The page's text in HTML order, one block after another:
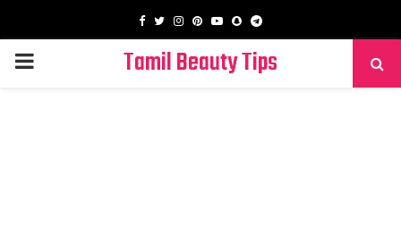
Facebook
TwitterInstagram
PinterestYoutube
SnapchatTelegram
PRIMARY
Tamil Beauty Tips